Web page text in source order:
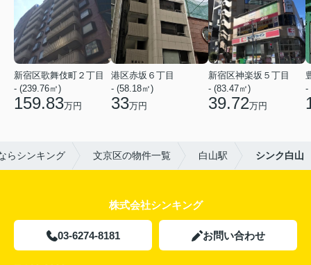
新宿区歌舞伎町２丁目
- (239.76㎡)
159.83万円
港区赤坂６丁目
- (58.18㎡)
33万円
新宿区神楽坂５丁目
- (83.47㎡)
39.72万円
-
らシンキング 文京区の物件一覧 白山駅 シンク白山
株式会社シンキング
03-6274-8181 お問い合わせ